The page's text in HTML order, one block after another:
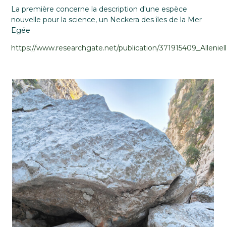
La première concerne la description d'une espèce
nouvelle pour la science, un Neckera des îles de la Mer
Egée
https://www.researchgate.net/publication/